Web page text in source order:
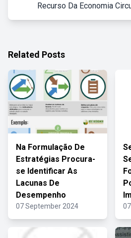
Recurso Da Economia
Related Posts
Na Formulação De
Estratégias Procura-
se Identificar As
Lacunas De
Desempenho
07 September 2024